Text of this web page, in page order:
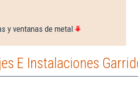
y ventanas de metal
E Instalaciones